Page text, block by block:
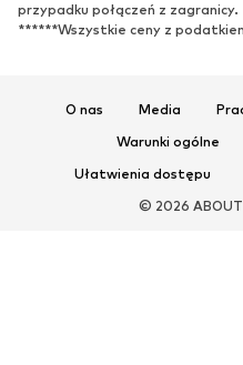
Sandały
Ekskluzywne
Odzież sportowa
przypadku połączeń z zagranicy.
******Wszystkie ceny z
O nas Media
Warunki ogólne
Ułatwienia dostępu
© 2026 ABOUT